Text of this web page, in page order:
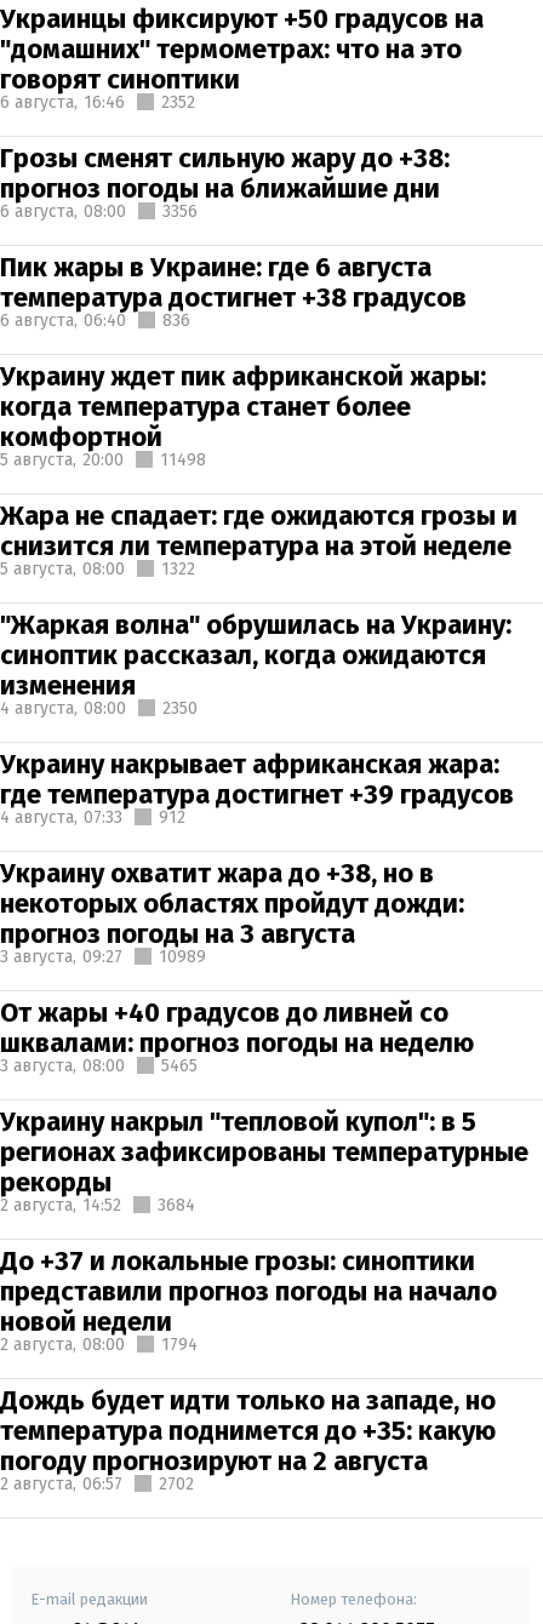
Украинцы фиксируют +50 градусов на
"домашних" термометрах: что на это
говорят синоптики
6 августа, 16:46 2352
Грозы сменят сильную жару до +38:
прогноз погоды на ближайшие дни
6 августа, 08:00 3356
Пик жары в Украине: где 6 августа
температура достигнет +38 градусов
6 августа, 06:40 836
Украину ждет пик африканской жары:
когда температура станет более
комфортной
5 августа, 20:00 11498
Жара не спадает: где ожидаются грозы и
снизится ли температура на этой неделе
5 августа, 08:00 1322
"Жаркая волна" обрушилась на Украину:
синоптик рассказал, когда ожидаются
изменения
4 августа, 08:00 2350
Украину накрывает африканская жара:
где температура достигнет +39 градусов
4 августа, 07:33 912
Украину охватит жара до +38, но в
некоторых областях пройдут дожди:
прогноз погоды на 3 августа
3 августа, 09:27 10989
От жары +40 градусов до ливней со
шквалами: прогноз погоды на неделю
3 августа, 08:00 5465
Украину накрыл "тепловой купол": в 5
регионах зафиксированы температурные
рекорды
2 августа, 14:52 3684
До +37 и локальные грозы: синоптики
представили прогноз погоды на начало
новой недели
2 августа, 08:00 1794
Дождь будет идти только на западе, но
температура поднимется до +35: какую
погоду прогнозируют на 2 августа
2 августа, 06:57 2702
E-mail редакции Номер телефона: